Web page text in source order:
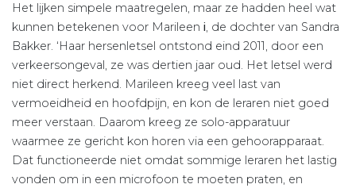
Het lijken simpele maatregelen, maar ze hadden heel wat
kunnen betekenen voor Marileen i, de dochter van Sandra
Bakker. ‘Haar hersenletsel ontstond eind 2011, door een
verkeersongeval, ze was dertien jaar oud. Het letsel werd
niet direct herkend. Marileen kreeg veel last van
vermoeidheid en hoofdpijn, en kon de leraren niet goed
meer verstaan. Daarom kreeg ze solo-apparatuur
waarmee ze gericht kon horen via een gehoorapparaat.
Dat functioneerde niet omdat sommige leraren het lastig
vonden om in een microfoon te moeten praten, en